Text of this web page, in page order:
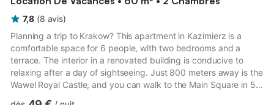
7,8 (8 avis)
Planning a trip to Krakow? This apartment in Kazimierz is a
comfortable space for 6 people, with two bedrooms and a
terrace. The interior in a renovated building is conducive to
relaxing after a day of sightseeing. Just 800 meters away is the
Wawel Royal Castle, and you can walk to the Main Square in 5